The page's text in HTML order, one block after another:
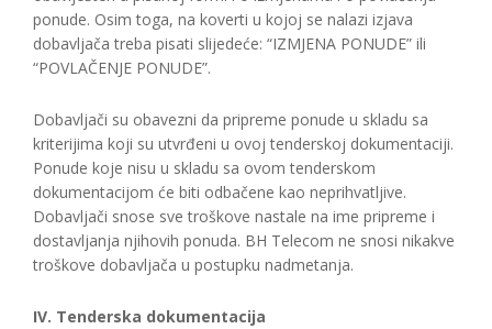
ponude. Osim toga, na koverti u kojoj se nalazi izjava
dobavljača treba pisati slijedeće: “IZMJENA PONUDE” ili
“POVLAČENJE PONUDE”.
Dobavljači su obavezni da pripreme ponude u skladu sa
kriterijima koji su utvrđeni u ovoj tenderskoj dokumentaciji.
Ponude koje nisu u skladu sa ovom tenderskom
dokumentacijom će biti odbačene kao neprihvatljive.
Dobavljači snose sve troškove nastale na ime pripreme i
dostavljanja njihovih ponuda. BH Telecom ne snosi nikakve
troškove dobavljača u postupku nadmetanja.
IV. Tenderska dokumentacija